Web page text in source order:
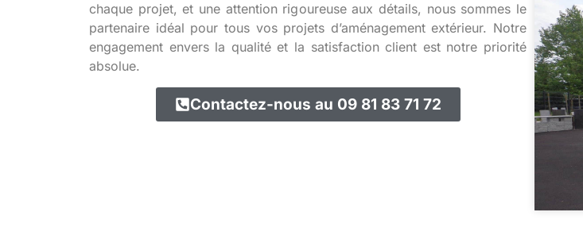
chaque projet, et une attention rigoureuse aux détails, nous sommes le
partenaire idéal pour tous vos projets d’aménagement extérieur. Notre
engagement envers la qualité et la satisfaction client est notre priorité
absolue.
Contactez-nous au 09 81 83 71 72